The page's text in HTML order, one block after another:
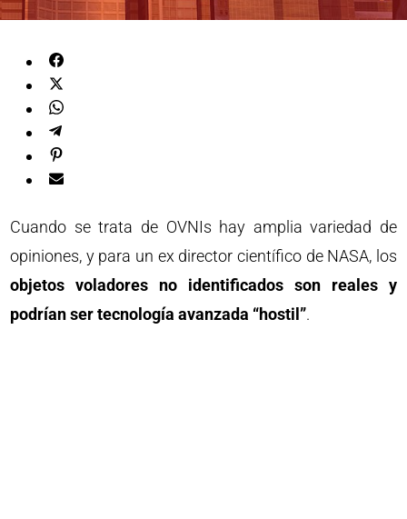
Cuando se trata de OVNIs hay amplia variedad de
opiniones, y para un ex director científico de NASA, los
objetos voladores no identificados son reales y
podrían ser tecnología avanzada “hostil”.